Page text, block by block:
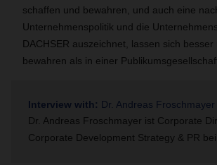
schaffen und bewahren, und auch eine
Unternehmenspolitik und die
DACHSER auszeichnet, lassen sich
bewahren als in einer
Interview with: Dr. Andreas Froschmayer
Dr. Andreas Froschmayer ist Corporate
Corporate Development Strategy & PR bei